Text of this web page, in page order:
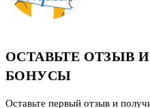
ОСТАВЬТЕ ОТЗЫВ
БОНУСЫ
Оставьте первый отзыв и